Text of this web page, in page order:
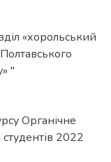
«хорольський
"
Органічне
2022